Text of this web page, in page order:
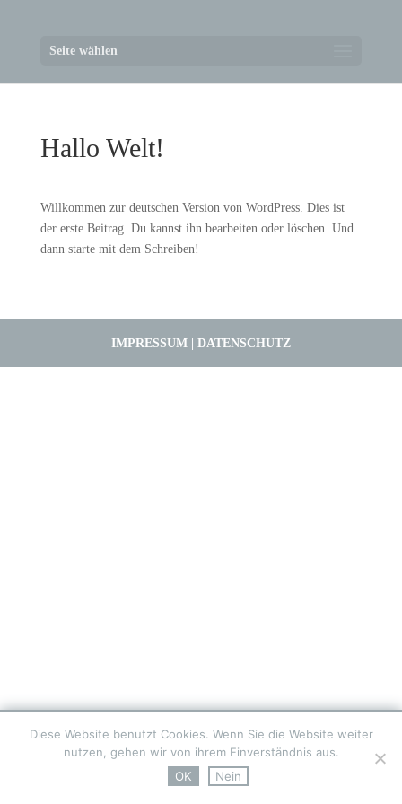
Seite wählen
Hallo Welt!
Willkommen zur deutschen Version von WordPress. Dies ist
der erste Beitrag. Du kannst ihn bearbeiten oder löschen. Und
dann starte mit dem Schreiben!
IMPRESSUM| DATENSCHUTZ
Diese Website benutzt Cookies. Wenn Sie die Website weiter
nutzen, gehen wir von ihrem Einverständnis aus.
OK
Nein